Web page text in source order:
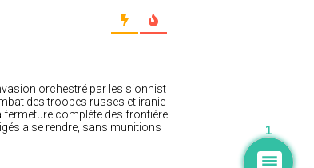
orchestré par les sionnist
des troopes russes et iranie
fermeture complète des frontière
a se rendre, sans munitions
1